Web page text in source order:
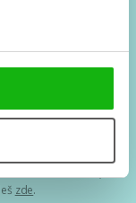
osobních údajů
si
zde.